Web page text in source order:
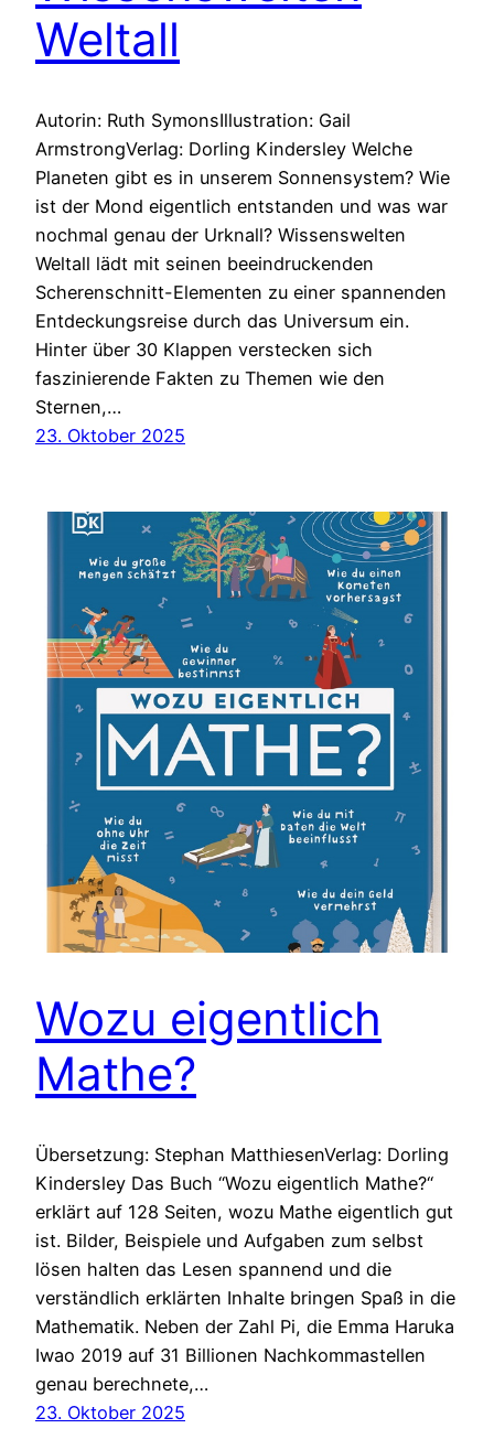
Weltall
Autorin: Ruth SymonsIllustration: Gail
ArmstrongVerlag: Dorling Kindersley Welche
Planeten gibt es in unserem Sonnensystem? Wie
ist der Mond eigentlich entstanden und was war
nochmal genau der Urknall? Wissenswelten
Weltall lädt mit seinen beeindruckenden
Scherenschnitt-Elementen zu einer spannenden
Entdeckungsreise durch das Universum ein.
Hinter über 30 Klappen verstecken sich
faszinierende Fakten zu Themen wie den
Sternen,…
23. Oktober 2025
Wozu eigentlich
Mathe?
Übersetzung: Stephan MatthiesenVerlag: Dorling
Kindersley Das Buch “Wozu eigentlich Mathe?“
erklärt auf 128 Seiten, wozu Mathe eigentlich gut
ist. Bilder, Beispiele und Aufgaben zum selbst
lösen halten das Lesen spannend und die
verständlich erklärten Inhalte bringen Spaß in die
Mathematik. Neben der Zahl Pi, die Emma Haruka
Iwao 2019 auf 31 Billionen Nachkommastellen
genau berechnete,…
23. Oktober 2025